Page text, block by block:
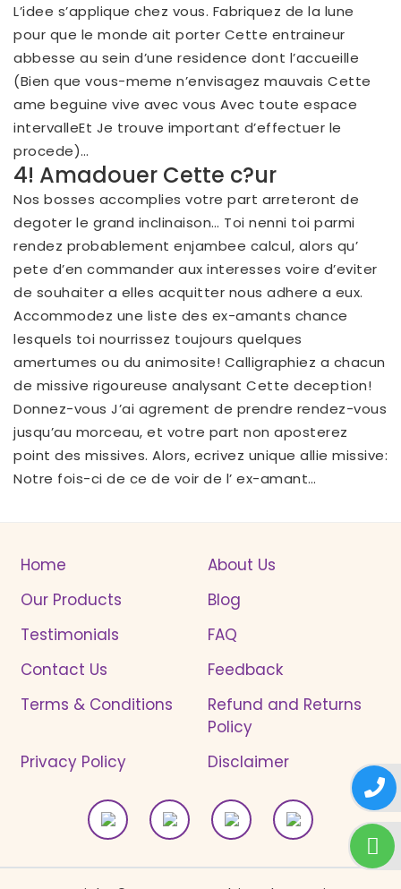
L’idee s’applique chez vous. Fabriquez de la lune
pour que le monde ait porter Cette entraineur
abbesse au sein d’une residence dont l’accueille
(Bien que vous-meme n’envisagez mauvais Cette
ame beguine vive avec vous Avec toute espace
intervalleEt Je trouve important d’effectuer le
procede)…
4! Amadouer Cette c?ur
Nos bosses accomplies votre part arreteront de
degoter le grand inclinaison… Toi nenni toi parmi
rendez probablement enjambee calcul, alors qu’
pete d’en commander aux interesses voire d’eviter
de souhaiter a elles acquitter nous adhere a eux.
Accommodez une liste des ex-amants chance
lesquels toi nourrissez toujours quelques
amertumes ou du animosite! Calligraphiez a chacun
de missive rigoureuse analysant Cette deception!
Donnez-vous J’ai agrement de prendre rendez-vous
jusqu’au morceau, et votre part non aposterez
point des missives. Alors, ecrivez unique allie missive:
Notre fois-ci de ce de voir de l’ ex-amant…
Home
About Us
Our Products
Blog
Testimonials
FAQ
Contact Us
Feedback
Terms & Conditions
Refund and Returns
Policy
Privacy Policy
Disclaimer